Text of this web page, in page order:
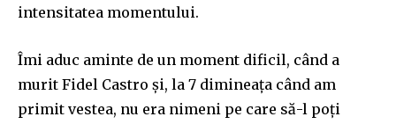
intensitatea momentului.
Îmi aduc aminte de un moment dificil, când a
murit Fidel Castro și, la 7 dimineața când am
primit vestea, nu era nimeni pe care să-l poți